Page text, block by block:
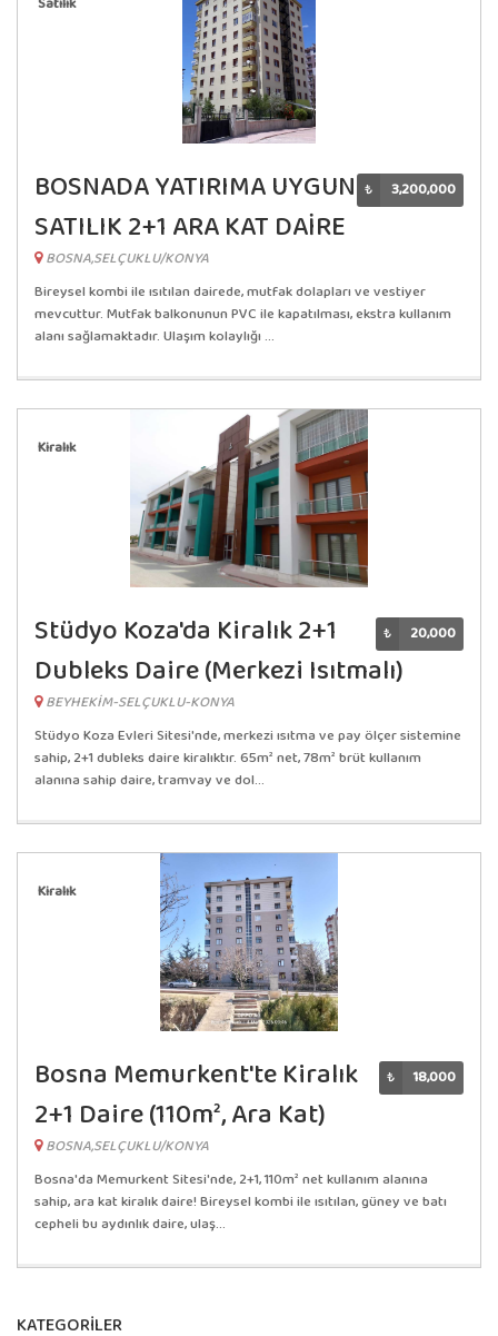
₺ 3,200,000
BOSNADA YATIRIMA UYGUN
SATILIK 2+1 ARA KAT DAİRE
BOSNA,SELÇUKLU/KONYA
Bireysel kombi ile ısıtılan dairede, mutfak dolapları ve vestiyer
mevcuttur. Mutfak balkonunun PVC ile kapatılması, ekstra kullanım
alanı sağlamaktadır. Ulaşım kolaylığı ...
Kiralık
₺ 20,000
Stüdyo Koza'da Kiralık 2+1
Dubleks Daire (Merkezi Isıtmalı)
BEYHEKİM-SELÇUKLU-KONYA
Stüdyo Koza Evleri Sitesi'nde, merkezi ısıtma ve pay ölçer sistemine
sahip, 2+1 dubleks daire kiralıktır. 65m² net, 78m² brüt kullanım
alanına sahip daire, tramvay ve dol...
Kiralık
₺ 18,000
Bosna Memurkent'te Kiralık
2+1 Daire (110m², Ara Kat)
BOSNA,SELÇUKLU/KONYA
Bosna'da Memurkent Sitesi'nde, 2+1, 110m² net kullanım alanına
sahip, ara kat kiralık daire! Bireysel kombi ile ısıtılan, güney ve batı
cepheli bu aydınlık daire, ulaş...
KATEGORİLER